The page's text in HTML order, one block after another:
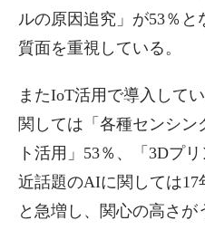
ルの原因追究」が53％
質面を重視している。
またIoT活用で導入して
関しては「各種センシン
ト活用」53％、「3Dプ
近話題のAIに関しては17
と急増し、関心の高さが